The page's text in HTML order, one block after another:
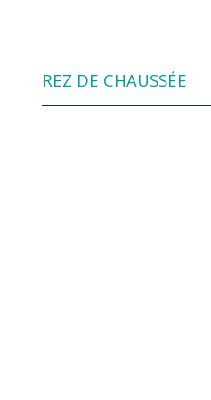
REZ DE CHAUSSÉE